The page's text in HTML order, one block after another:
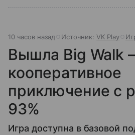
10 часов назад Источник: VK Play
Вышла Big Walk
кооперативное
приключение с
93%
Игра доступна в базовой